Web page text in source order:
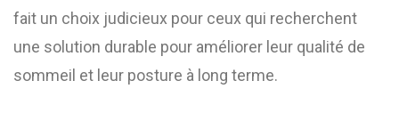
fait un choix judicieux pour ceux qui recherchent
une solution durable pour améliorer leur qualité de
sommeil et leur posture à long terme.